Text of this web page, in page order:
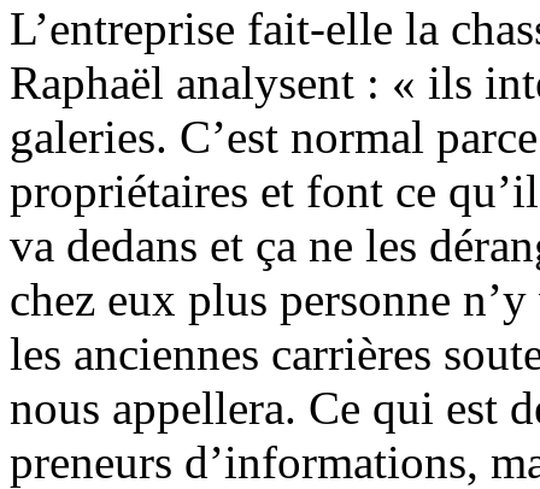
L’entreprise fait-elle la
Raphaël analysent : « ils
galeries. C’est normal
propriétaires et font ce
va dedans et ça ne les
chez eux plus personne
les anciennes carrières
nous appellera. Ce qui est
preneurs d’informations,